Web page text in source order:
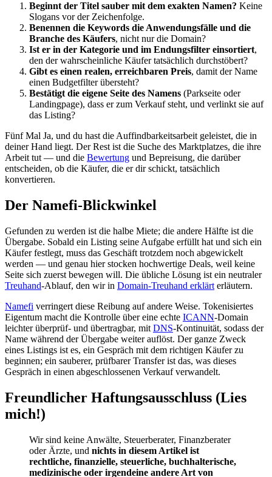
Beginnt der Titel sauber mit dem exakten Namen? Keine
Slogans vor der Zeichenfolge.
Benennen die Keywords die Anwendungsfälle und die
Branche des Käufers, nicht nur die Domain?
Ist er in der Kategorie und im Endungsfilter einsortiert,
den der wahrscheinliche Käufer tatsächlich durchstöbert?
Gibt es einen realen, erreichbaren Preis, damit der Name
einen Budgetfilter übersteht?
Bestätigt die eigene Seite des Namens (Parkseite oder
Landingpage), dass er zum Verkauf steht, und verlinkt sie auf
das Listing?
Fünf Mal Ja, und du hast die Auffindbarkeitsarbeit geleistet, die in
deiner Hand liegt. Der Rest ist die Suche des Marktplatzes, die ihre
Arbeit tut — und die Bewertung und Bepreisung, die darüber
entscheiden, ob die Käufer, die er dir schickt, tatsächlich
konvertieren.
Der Namefi-Blickwinkel
Gefunden zu werden ist die halbe Miete; die andere Hälfte ist die
Übergabe. Sobald ein Listing seine Aufgabe erfüllt hat und sich ein
Käufer festlegt, muss das Geschäft trotzdem noch abgewickelt
werden — und genau hier stocken hochwertige Deals, weil keine
Seite sich zuerst bewegen will. Die übliche Lösung ist ein neutraler
Treuhand-Ablauf, den wir in Domain-Treuhand erklärt erläutern.
Namefi verringert diese Reibung auf andere Weise. Tokenisiertes
Eigentum macht die Kontrolle über eine echte ICANN-Domain
leichter überprüf- und übertragbar, mit DNS-Kontinuität, sodass der
Name während der Übergabe weiter auflöst. Der ganze Zweck
eines Listings ist es, ein Gespräch mit dem richtigen Käufer zu
beginnen; ein sauberer, prüfbarer Transfer ist das, was dieses
Gespräch in einen abgeschlossenen Verkauf verwandelt.
Freundlicher Haftungsausschluss (Lies
mich!)
Wir sind keine Anwälte, Steuerberater, Finanzberater
oder Ärzte, und nichts in diesem Artikel ist
rechtliche, finanzielle, steuerliche, buchhalterische,
medizinische oder irgendeine andere Art von